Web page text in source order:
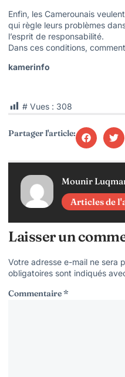
Enfin, les Camerounais
qui règle leurs problèmes
l’esprit de responsabilité.
Dans ces conditions,
kamerinfo
# Vues : 308
Partager l'article:
Mounir
Articles de
Laisser un
Votre adresse e-mail ne sera
obligatoires sont indiqués
Commentaire*